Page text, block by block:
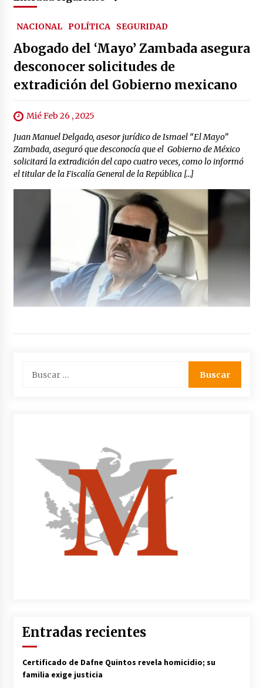
NACIONAL POLÍTICA SEGURIDAD
Abogado del ‘Mayo’ Zambada asegura
desconocer solicitudes de
extradición del Gobierno mexicano
Mié Feb 26 , 2025
Juan Manuel Delgado, asesor jurídico de Ismael “El Mayo”
Zambada, aseguró que desconocía que el Gobierno de México
solicitará la extradición del capo cuatro veces, como lo informó
el titular de la Fiscalía General de la República […]
Entradas recientes
Certificado de Dafne Quintos revela homicidio; su
familia exige justicia